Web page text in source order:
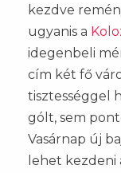
kezdve
ugyanis a
idegenbeli
cím két fő
tisztességgel
gólt, sem
Vasárnap új
lehet kezdeni